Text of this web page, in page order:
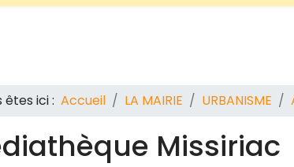
êtes ici : Accueil LA MAIRIE URBANISME
Missiriac